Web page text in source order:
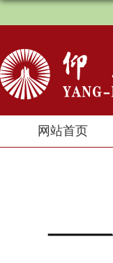
网站首页
——